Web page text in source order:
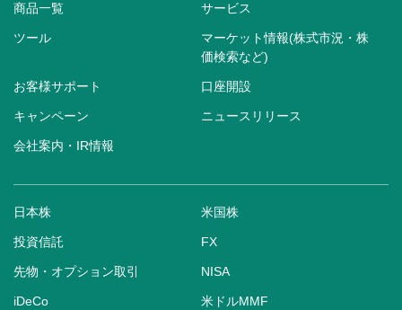
商品一覧 サービス
ツール
マーケット情報(株式市況・株
価検索など)
お客様サポート 口座開設
キャンペーン ニュースリリース
会社案内・IR情報
日本株 米国株
投資信託 FX
先物・オプション取引 NISA
iDeCo 米ドルMMF